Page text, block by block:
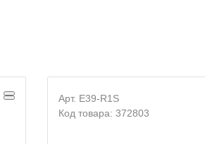
Арт. E39-R1S
Код товара: 372803